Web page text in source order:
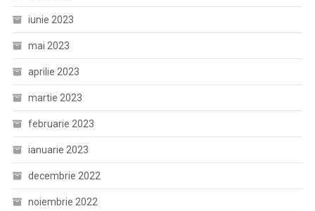
iunie 2023
mai 2023
aprilie 2023
martie 2023
februarie 2023
ianuarie 2023
decembrie 2022
noiembrie 2022